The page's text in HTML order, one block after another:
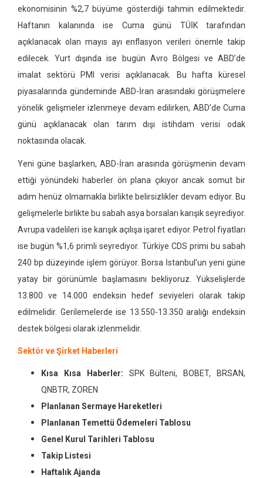
ekonomisinin %2,7 büyüme gösterdiği tahmin edilmektedir.
Haftanın kalanında ise Cuma günü TÜİK tarafından
açıklanacak olan mayıs ayı enflasyon verileri önemle takip
edilecek. Yurt dışında ise bugün Avro Bölgesi ve ABD’de
imalat sektörü PMI verisi açıklanacak. Bu hafta küresel
piyasalarında gündeminde ABD-İran arasındaki görüşmelere
yönelik gelişmeler izlenmeye devam edilirken, ABD’de Cuma
günü açıklanacak olan tarım dışı istihdam verisi odak
noktasında olacak.
Yeni güne başlarken, ABD-İran arasında görüşmenin devam
ettiği yönündeki haberler ön plana çıkıyor ancak somut bir
adım henüz olmamakla birlikte belirsizlikler devam ediyor. Bu
gelişmelerle birlikte bu sabah asya borsaları karışık seyrediyor.
Avrupa vadelileri ise karışık açılışa işaret ediyor. Petrol fiyatları
ise bugün %1,6 primli seyrediyor. Türkiye CDS primi bu sabah
240 bp düzeyinde işlem görüyor. Borsa İstanbul’un yeni güne
yatay bir görünümle başlamasını bekliyoruz. Yükselişlerde
13.800 ve 14.000 endeksin hedef seviyeleri olarak takip
edilmelidir. Gerilemelerde ise 13.550-13.350 aralığı endeksin
destek bölgesi olarak izlenmelidir.
Sektör ve Şirket Haberleri
Kısa Kısa Haberler: SPK Bülteni, BOBET, BRSAN,
QNBTR, ZOREN
Planlanan Sermaye Hareketleri
Planlanan Temettü Ödemeleri Tablosu
Genel Kurul Tarihleri Tablosu
Takip Listesi
Haftalık Ajanda